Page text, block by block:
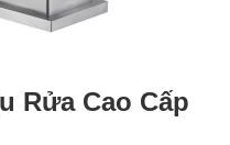
Rửa Cao Cấp